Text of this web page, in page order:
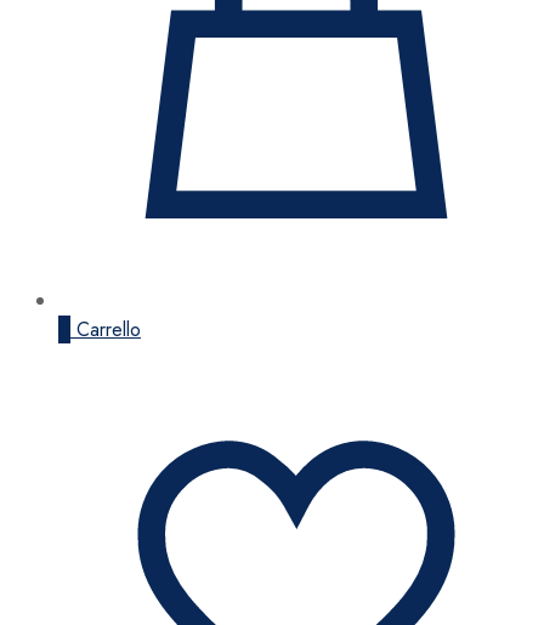
Carrello